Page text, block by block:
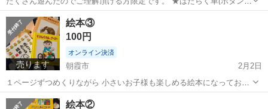
き)★ ・救急車 ・消防車 ・パトカー(下の 三つのボタンの音が変です)
★はたらく車★ ・ゴミ収集車 ・ダンプカー ・スポーツかー ・クレー
ン車 ・黄色...
埼玉 朝霞市 家具
売ります
絵本③
100円
オンライン決済
朝霞市
2月2日
１ページずつめくりながら 小さいお子様も楽しめる絵本になっており
ます🙇 はじめての読み聞かせにもおすすめです。 中古品です。 ノー
クレーム・ノーリターンでお願い致します 詳しくはプロフィールを読
埼玉 朝霞市 家具
絵本②